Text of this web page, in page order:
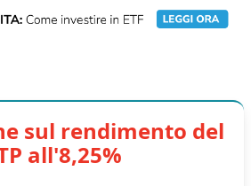
sul rendimento del
all'8,25%